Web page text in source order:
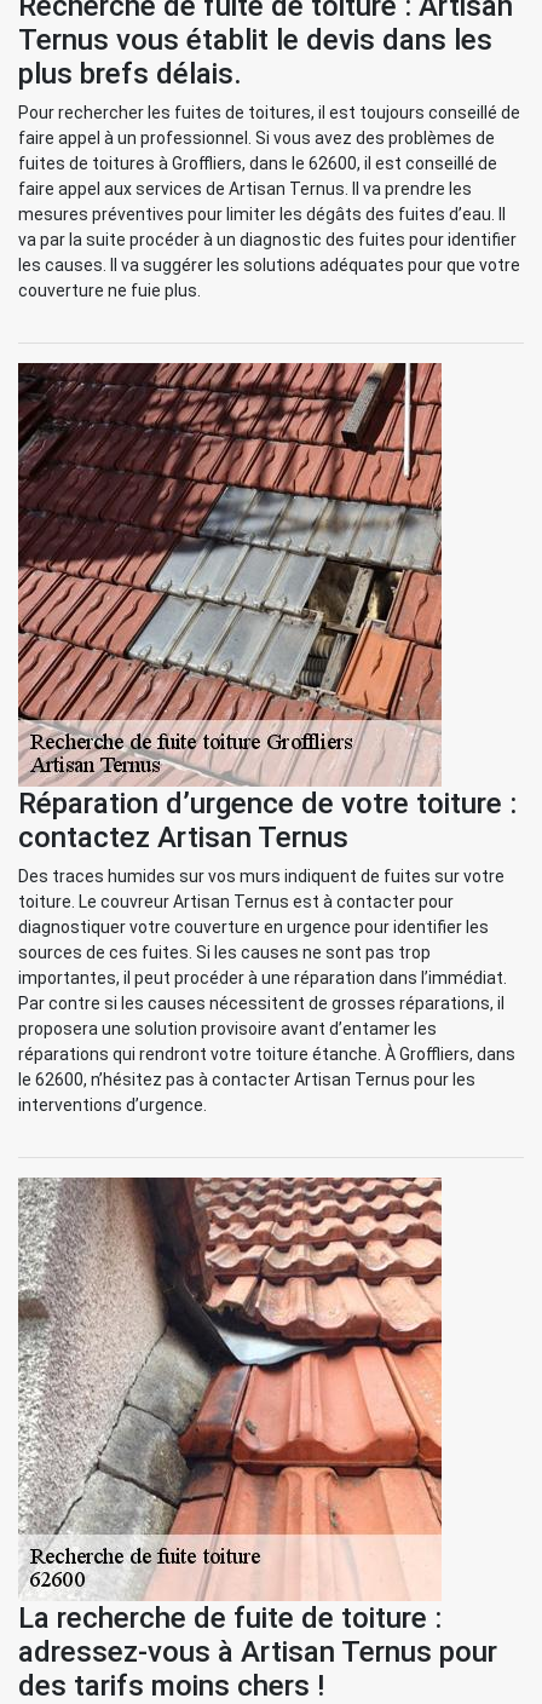
Ternus vous établit le devis dans les
plus brefs délais.
Pour rechercher les fuites de toitures, il est toujours conseillé de
faire appel à un professionnel. Si vous avez des problèmes de
fuites de toitures à Groffliers, dans le 62600, il est conseillé de
faire appel aux services de Artisan Ternus. Il va prendre les
mesures préventives pour limiter les dégâts des fuites d’eau. Il
va par la suite procéder à un diagnostic des fuites pour identifier
les causes. Il va suggérer les solutions adéquates pour que votre
couverture ne fuie plus.
Réparation d’urgence de votre toiture :
contactez Artisan Ternus
Des traces humides sur vos murs indiquent de fuites sur votre
toiture. Le couvreur Artisan Ternus est à contacter pour
diagnostiquer votre couverture en urgence pour identifier les
sources de ces fuites. Si les causes ne sont pas trop
importantes, il peut procéder à une réparation dans l’immédiat.
Par contre si les causes nécessitent de grosses réparations, il
proposera une solution provisoire avant d’entamer les
réparations qui rendront votre toiture étanche. À Groffliers, dans
le 62600, n’hésitez pas à contacter Artisan Ternus pour les
interventions d’urgence.
La recherche de fuite de toiture :
adressez-vous à Artisan Ternus pour
des tarifs moins chers !